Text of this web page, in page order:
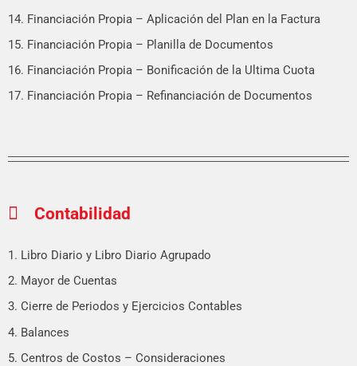
14. Financiación Propia – Aplicación del Plan en la Factura
15. Financiación Propia – Planilla de Documentos
16. Financiación Propia – Bonificación de la Ultima Cuota
17. Financiación Propia – Refinanciación de Documentos
Contabilidad
1. Libro Diario y Libro Diario Agrupado
2. Mayor de Cuentas
3. Cierre de Periodos y Ejercicios Contables
4. Balances
5. Centros de Costos – Consideraciones